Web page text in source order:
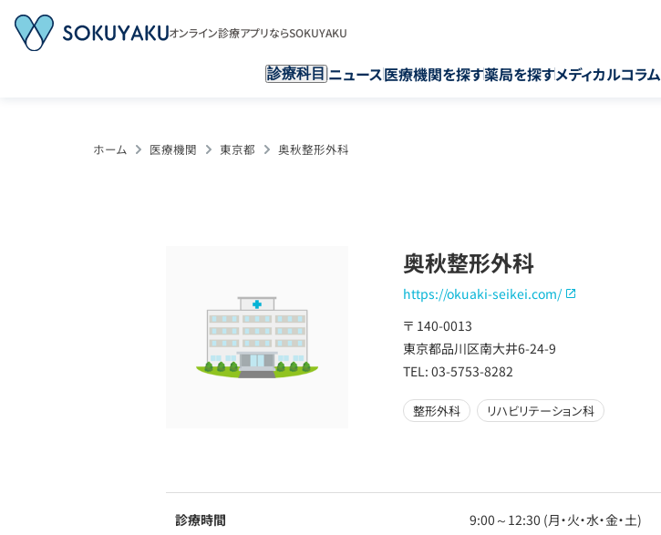
オンライン診療アプリならSOKUYAKU
診療科目 ニュース医療機関を探す薬局を探すメディカルコラム
ホーム 医療機関 東京都 奥秋整形外科
奥秋整形外科
https://okuaki-seikei.com/
〒 140-0013
東京都品川区南大井6-24-9
TEL: 03-5753-8282
整形外科 リハビリテーション科
診療時間
9:00～12:30 (月・火・水・金・土)